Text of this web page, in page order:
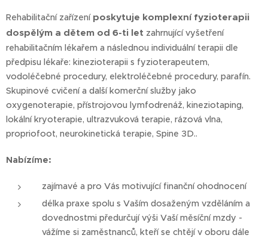
Rehabilitační zařízení poskytuje komplexní fyzioterapii
dospělým a dětem od 6-ti let zahrnující vyšetření
rehabilitačním lékařem a následnou individuální terapii dle
předpisu lékaře: kinezioterapii s fyzioterapeutem,
vodoléčebné procedury, elektroléčebné procedury, parafín.
Skupinové cvičení a další komerční služby jako
oxygenoterapie, přístrojovou lymfodrenáž, kineziotaping,
lokální kryoterapie, ultrazvuková terapie, rázová vlna,
propriofoot, neurokinetická terapie, Spine 3D..
Nabízíme:
zajímavé a pro Vás motivující finanční ohodnocení
délka praxe spolu s Vaším dosaženým vzděláním a
dovednostmi předurčují výši Vaší měsíční mzdy -
vážíme si zaměstnanců, kteří se chtějí v oboru dále